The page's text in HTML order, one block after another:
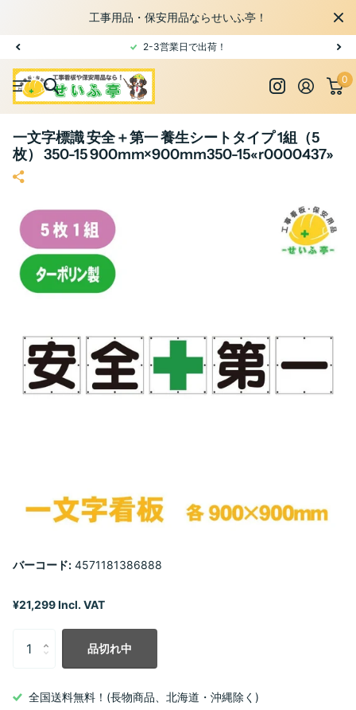
工事用品・保安用品ならせいふ亭！
2-3営業日で出荷！
0
一文字標識 安全＋第一 養生シートタイプ 1組（5
枚） 350-15 900mm×900mm350-15«r0000437»
バーコード: 4571181386888
¥21,299 Incl. VAT
品切れ中
全国送料無料！(長物商品、北海道・沖縄除く)